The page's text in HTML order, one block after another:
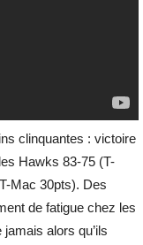
clinquantes : victoire
Hawks 83-75 (T-
Mac 30pts). Des
de fatigue chez les
alors qu’ils